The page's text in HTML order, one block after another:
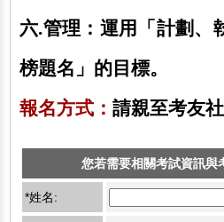
六.管理：運用「計劃、
榜題名」的目標。
報名方式： 請親至考友
您若需要相關考試資訊與
*姓名: